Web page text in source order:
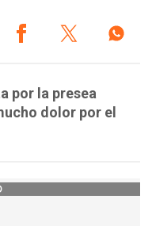
por la presea
dolor por el